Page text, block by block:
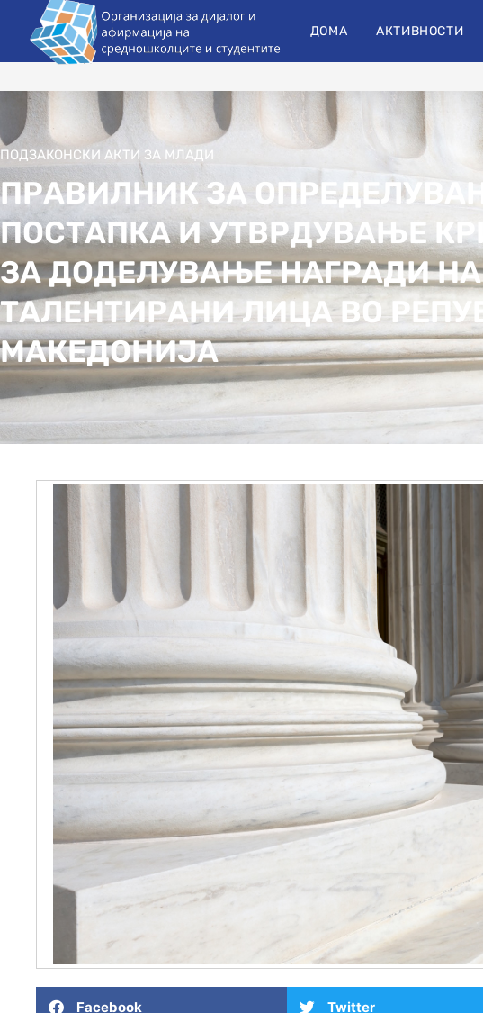
ДОМА АКТИВНОСТИ
ПОДЗАКОНСКИ АКТИ ЗА МЛАДИ
ПРАВИЛНИК ЗА
ПОСТАПКА И УТВРДУВАЊЕ
ЗА ДОДЕЛУВАЊЕ НАГРАДИ
ТАЛЕНТИРАНИ ЛИЦА ВО
МАКЕДОНИЈА
Facebook Twitter